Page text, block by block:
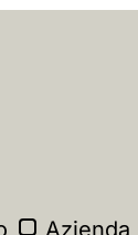
Azienda